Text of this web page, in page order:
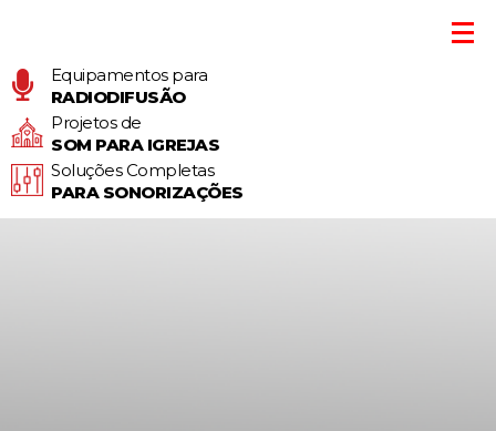
Equipamentos para
RADIODIFUSÃO
Projetos de
SOM PARA IGREJAS
Soluções Completas
PARA SONORIZAÇÕES